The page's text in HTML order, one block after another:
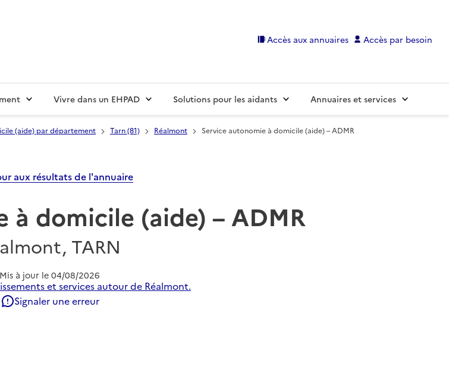
Accès aux annuaires Accès par besoin
Vivre dans un EHPAD Solutions pour les aidants Annuaires et services
(aide) par département Tarn (81) Réalmont Service autonomie à domicile (aide) – ADMR
aux résultats de l'annuaire
à domicile (aide) – ADMR
TARN
Mis à jour le 04/08/2026
et services autour de Réalmont.
Signaler une erreur